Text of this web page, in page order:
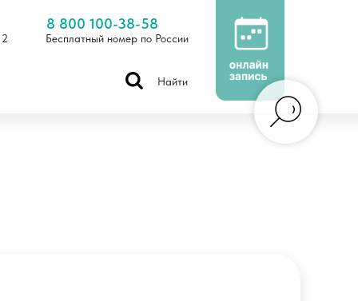
8 800 100-38-58
Бесплатный номер по России
Найти